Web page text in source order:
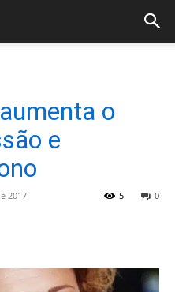
o
e
2017 0
5